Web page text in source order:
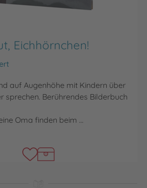
Eichhörnchen!
auf Augenhöhe mit Kindern über
sprechen. Berührendes Bilderbuch
Oma finden beim …